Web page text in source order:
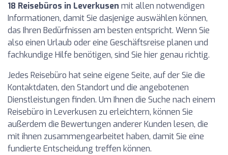
18 Reisebüros in Leverkusen mit allen notwendigen
Informationen, damit Sie dasjenige auswählen können,
das Ihren Bedürfnissen am besten entspricht. Wenn Sie
also einen Urlaub oder eine Geschäftsreise planen und
fachkundige Hilfe benötigen, sind Sie hier genau richtig.
Jedes Reisebüro hat seine eigene Seite, auf der Sie die
Kontaktdaten, den Standort und die angebotenen
Dienstleistungen finden. Um Ihnen die Suche nach einem
Reisebüro in Leverkusen zu erleichtern, können Sie
außerdem die Bewertungen anderer Kunden lesen, die
mit ihnen zusammengearbeitet haben, damit Sie eine
fundierte Entscheidung treffen können.